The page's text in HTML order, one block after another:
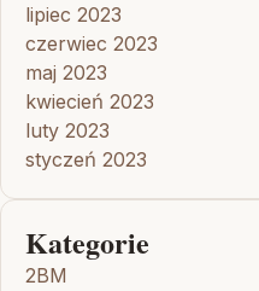
lipiec 2023
czerwiec 2023
maj 2023
kwiecień 2023
luty 2023
styczeń 2023
Kategorie
2BM